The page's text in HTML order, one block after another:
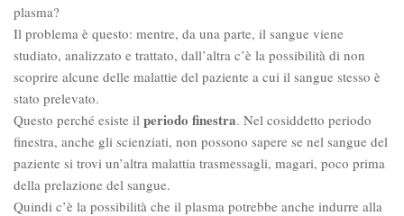
plasma?
Il problema è questo: mentre, da una parte, il sangue viene
studiato, analizzato e trattato, dall’altra c’è la possibilità di non
scoprire alcune delle malattie del paziente a cui il sangue stesso è
stato prelevato.
Questo perché esiste il periodo finestra. Nel cosiddetto periodo
finestra, anche gli scienziati, non possono sapere se nel sangue del
paziente si trovi un’altra malattia trasmessagli, magari, poco prima
della prelazione del sangue.
Quindi c’è la possibilità che il plasma potrebbe anche indurre alla